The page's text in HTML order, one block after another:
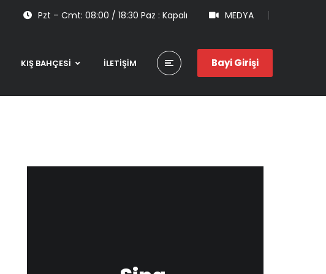
Pzt – Cmt: 08:00 / 18:30 Paz : Kapalı MEDYA
Bayi Girişi
KIŞ BAHÇESİ İLETİŞİM